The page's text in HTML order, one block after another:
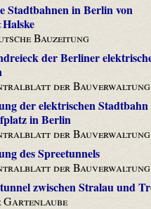
Stadtbahnen in Berlin von
Halske
Bauzeitung
der Berliner
der Bauverwaltung
der elektrischen Stadtbahn
in Berlin
der Bauverwaltung
des Spreetunnels
der Bauverwaltung
zwischen Stralau und
Gartenlaube